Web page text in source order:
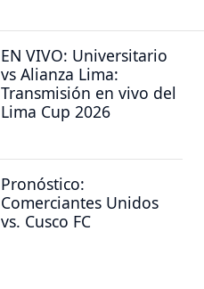
EN VIVO: Universitario
vs Alianza Lima:
Transmisión en vivo del
Lima Cup 2026
Pronóstico:
Comerciantes Unidos
vs. Cusco FC